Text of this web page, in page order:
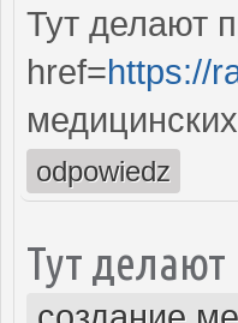
Тут делают
href=https://
odpowiedz
Тут делают